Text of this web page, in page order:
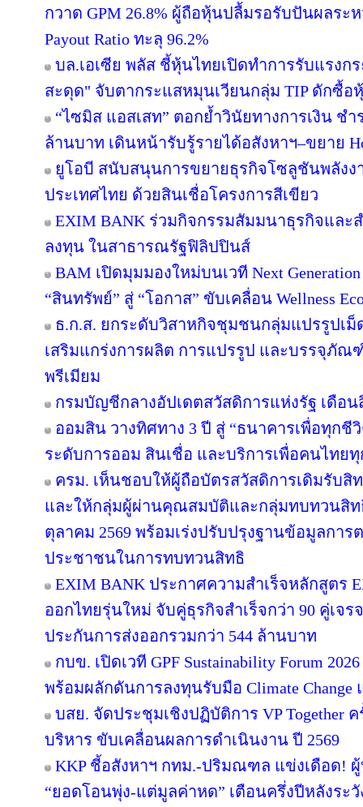
กวาด GPM 26.8% ผู้ถือหุ้นปลื้มรอรับปันผลระ
Payout Ratio ทะลุ 96.2%
บล.เอเซีย พลัส ชี้หุ้นไทยเปิดทำการรับแรงก
สะดุด" จับตากระแสหมุนเวียนกลุ่ม TIP ดักซื้อหุ้
“ไซมิส แอสเสท” ตอกย้ำวินัยทางการเงิน ช
ล้านบาท เดินหน้ารับรู้รายได้อสังหาฯ–ขยาย
ยูโอบี สนับสนุนการขยายธุรกิจโซลูชันพลังงา
ประเทศไทย ด้วยสินเชื่อโครงการสีเขียว
EXIM BANK ร่วมกิจกรรมสัมมนาธุรกิจและ
ลงทุน ในสาธารณรัฐฟิลิปปินส์
BAM เปิดมุมมองใหม่บนเวที Next
“สินทรัพย์” สู่ “โอกาส” ขับเคลื่อน Wellness
ธ.ก.ส. ยกระดับวิสาหกิจชุมชนกลุ่มแปรรูปเม็
เสริมแกร่งการผลิต การแปรรูป และบรรจุภั
พรีเมียม
กรมบัญชีกลางอัปเดตสวัสดิการแห่งรัฐ เดือน
ออมสิน วางทิศทาง 3 ปี สู่ “ธนาคารเพื่อทุกชี
ระดับการออม สินเชื่อ และบริการเพื่อคนไทย
ครม. เห็นชอบให้ผู้ถือบัตรสวัสดิการเดิมรับสิ
และให้กลุ่มผู้ผ่านคุณสมบัติและกลุ่มทบทวนสิท
ตุลาคม 2569 พร้อมเร่งปรับปรุงฐานข้อมูลกา
ประชาชนในการทบทวนสิทธิ
EXIM BANK ประกาศความสำเร็จหลักสูตร
ออกไทยรุ่นใหม่ จับคู่ธุรกิจสำเร็จกว่า 90 คู่เจ
ประกันการส่งออกรวมกว่า 544 ล้านบาท
กบข. เปิดเวที GPF Sustainability Forum
พร้อมผลักดันการลงทุนรับมือ Climate Change
บสย. จัดประชุมเชิงปฏิบัติการ VP Together
บริหาร ขับเคลื่อนผลการดำเนินงาน ปี 2569
KKP ชี้อสังหาฯ กทม.-ปริมณฑล แข่งเดือด!
“ยอดโอนพุ่ง-แต่มูลค่าหด” เตือนครึ่งปีหลังระ